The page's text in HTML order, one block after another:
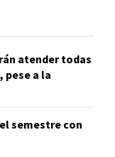
atender todas
pese a la
semestre con